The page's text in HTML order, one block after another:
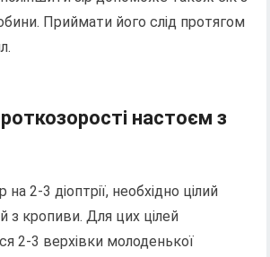
Приймати його слід протягом
настоєм з
2-3 діоптрії, необхідно цілий
з кропиви. Для цих цілей
2-3 верхівки молоденької